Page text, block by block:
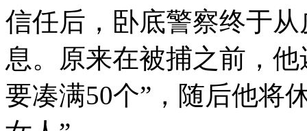
信任后，卧底警察终于
息。原来在被捕之前，
要凑满50个”，随后他将